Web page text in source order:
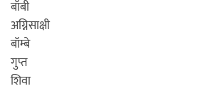
बॉबी
अग्निसाक्षी
बॉम्बे
गुप्त
शिवा